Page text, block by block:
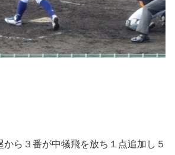
から３番が中犠飛を放ち１点追加し５